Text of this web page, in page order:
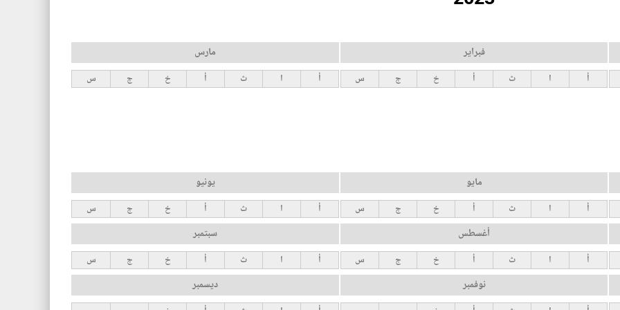
فبراير
أ ا ث أ خ ج س
مارس
أ ا ث أ خ ج س
مايو
أ ا ث أ خ ج س
يونيو
أ ا ث أ خ ج س
أغسطس
أ ا ث أ خ ج س
سبتمبر
أ ا ث أ خ ج س
نوفمبر ديسمبر